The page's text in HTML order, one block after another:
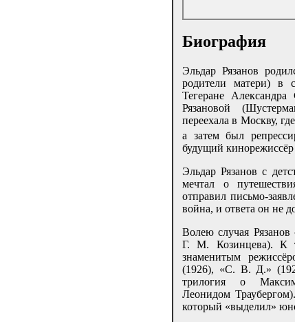
Биография
Эльдар Рязанов
родители матери) в
Тегеране
Рязановой
переехала в Москву,
а затем был
будущий
Эльдар Рязанов с
мечтал о
отправил письмо-
война, и ответа он не
Волею случая Рязанов
Г. М. Козинцева). К
знаменитым
(1926), «С. В. Д.»
трилогия о
Леонидом
который «выделил»